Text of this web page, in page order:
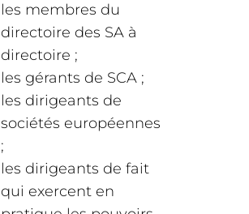
les membres du
directoire des SA à
directoire ;
les gérants de SCA ;
les dirigeants de
sociétés européennes
;
les dirigeants de fait
qui exercent en